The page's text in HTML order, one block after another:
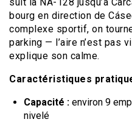
bourg en direction de
complexe sportif, on
parking — l’aire n’est pas
explique son calme.
Caractéristiques
Capacité : environ 9
nivelé